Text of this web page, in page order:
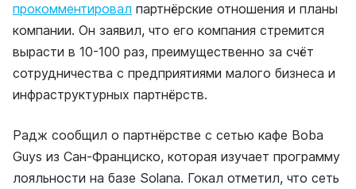
прокомментировал партнёрские отношения и планы
компании. Он заявил, что его компания стремится
вырасти в 10-100 раз, преимущественно за счёт
сотрудничества с предприятиями малого бизнеса и
инфраструктурных партнёрств.
Радж сообщил о партнёрстве с сетью кафе Boba
Guys из Сан-Франциско, которая изучает программу
лояльности на базе Solana. Гокал отметил, что сеть